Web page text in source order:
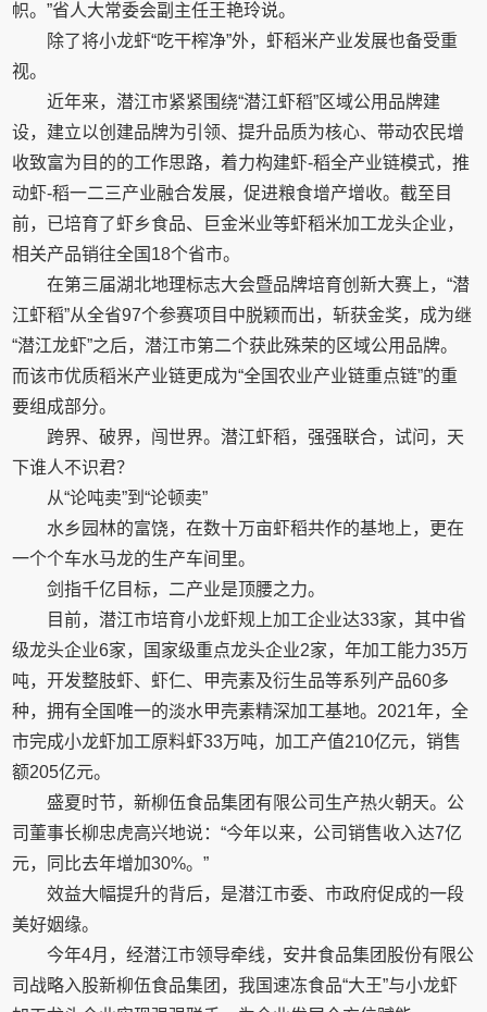
帜。”省人大常委会副主任王艳玲说。
除了将小龙虾“吃干榨净”外，虾稻米产业发展也备受重
视。
近年来，潜江市紧紧围绕“潜江虾稻”区域公用品牌建
设，建立以创建品牌为引领、提升品质为核心、带动农民增
收致富为目的的工作思路，着力构建虾-稻全产业链模式，推
动虾-稻一二三产业融合发展，促进粮食增产增收。截至目
前，已培育了虾乡食品、巨金米业等虾稻米加工龙头企业，
相关产品销往全国18个省市。
在第三届湖北地理标志大会暨品牌培育创新大赛上，“潜
江虾稻”从全省97个参赛项目中脱颖而出，斩获金奖，成为继
“潜江龙虾”之后，潜江市第二个获此殊荣的区域公用品牌。
而该市优质稻米产业链更成为“全国农业产业链重点链”的重
要组成部分。
跨界、破界，闯世界。潜江虾稻，强强联合，试问，天
下谁人不识君？
从“论吨卖”到“论顿卖”
水乡园林的富饶，在数十万亩虾稻共作的基地上，更在
一个个车水马龙的生产车间里。
剑指千亿目标，二产业是顶腰之力。
目前，潜江市培育小龙虾规上加工企业达33家，其中省
级龙头企业6家，国家级重点龙头企业2家，年加工能力35万
吨，开发整肢虾、虾仁、甲壳素及衍生品等系列产品60多
种，拥有全国唯一的淡水甲壳素精深加工基地。2021年，全
市完成小龙虾加工原料虾33万吨，加工产值210亿元，销售
额205亿元。
盛夏时节，新柳伍食品集团有限公司生产热火朝天。公
司董事长柳忠虎高兴地说：“今年以来，公司销售收入达7亿
元，同比去年增加30%。”
效益大幅提升的背后，是潜江市委、市政府促成的一段
美好姻缘。
今年4月，经潜江市领导牵线，安井食品集团股份有限公
司战略入股新柳伍食品集团，我国速冻食品“大王”与小龙虾